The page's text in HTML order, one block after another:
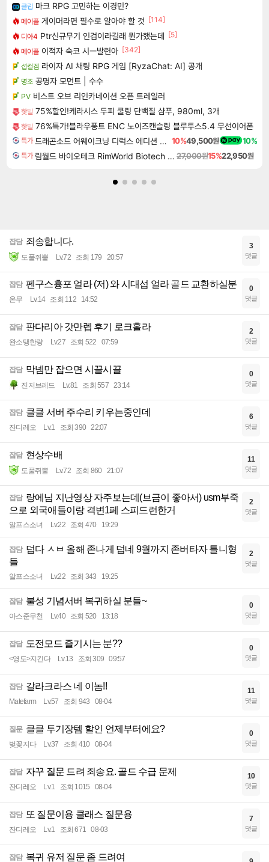
클립 마크 RPG 고민하는 이경민?
메이플 게이머라면 필수로 알아야 할 것 [114]
디아4 Ptr신규무기 인검이라길래 뭔가했는데 [5]
메이플 이적자 숙코 시ㅡ발련아 [342]
섭컬겜 라이자 AI 채팅 RPG 게임 [RyzaChat: AI] 공개
명조 공명자 모먼트 | 수수
PV 비스트 오브 리인카네이션 오픈 트레일러
핫딜 75%할인!케라시스 두피 쿨링 단백질 샴푸, 980ml, 3개
핫딜 76%특가!블라우풍트 ENC 노이즈캔슬링 블루투스5.4 무선이어폰
특가 드래곤소드 어웨이크닝 디럭스 에디션 DragonSword Awakening Deluxe Edition 10%49,500원 10%
특가 림월드 바이오테크 RimWorld Biotech DLC 27,000원15%22,950원
잡담 죄송합니다.
도풀쥐뿔 Lv.72 조회 179 20:57
3
댓글
잡담 펜구스흉포 얼라 (저) 와 시대섭 얼라 골드 교환하실분
온무 Lv.14 조회 112 14:52
0
댓글
잡담 판다리아 갓만렙 후기 로크홀라
완소탱한량 Lv.27 조회 522 07:59
2
댓글
잡담 막넴만 잡으면 시끌시끌
진저브레드 Lv.81 조회 557 23:14
0
댓글
잡담 클클 서버 주수리 키우는중인데
잔디레오 Lv.1 조회 390 22:07
6
댓글
잡담 현상수배
도풀쥐뿔 Lv.72 조회 860 21:07
11
댓글
잡담 랑에님 지난영상 자주보는데(브금이 좋아서) usm부죽
으로 외국애들이랑 격변1페 스피드런한거
알프스소녀 Lv.22 조회 470 19:29
2
댓글
잡담 덥다 ㅅㅂ 올해 존나게 덥네 9월까지 존버타자 틀니형
들
알프스소녀 Lv.22 조회 343 19:25
2
댓글
잡담 불성 기념서버 복귀하실 분들~
아스준무천 Lv.40 조회 520 13:18
0
댓글
잡담 도전모드 즐기시는 분??
<영도>지킨다 Lv.13 조회 309 09:57
0
댓글
잡담 갈라크라스 네 이놈!!
Matefarm Lv.57 조회 943 08-04
11
댓글
질문 클클 투기장템 할인 언제부터에요?
벚꽃지다 Lv.37 조회 410 08-04
0
댓글
잡담 자꾸 질문 드려 죄송요. 골드 수급 문제
잔디레오 Lv.1 조회 1015 08-04
10
댓글
잡담 또 질문이용 클래스 질문용
잔디레오 Lv.1 조회 671 08-03
7
댓글
잡담 복귀 유저 질문 좀 드려여